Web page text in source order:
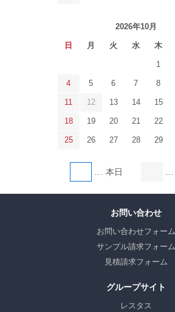
2026年10月
日 月 火 水 木
1
4 5 6 7 8
11 12 13 14 15
18 19 20 21 22
25 26 27 28 29
本日
お問い合わせ
お問い合わせフォーム
サンプル請求フォーム
見積請求フォーム
グループサイト
レスタス